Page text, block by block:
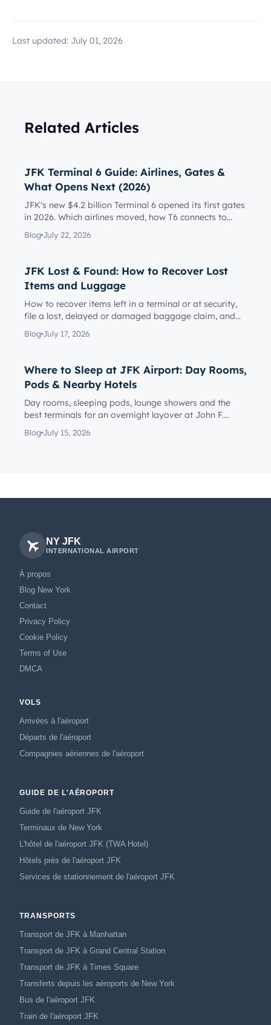
Last updated: July 01, 2026
Related Articles
JFK Terminal 6 Guide: Airlines, Gates &
What Opens Next (2026)
JFK's new $4.2 billion Terminal 6 opened its first gates
in 2026. Which airlines moved, how T6 connects to
Terminal 5, l...
Blog July 22, 2026
JFK Lost & Found: How to Recover Lost
Items and Luggage
How to recover items left in a terminal or at security,
file a lost, delayed or damaged baggage claim, and
reach the rig...
Blog July 17, 2026
Where to Sleep at JFK Airport: Day Rooms,
Pods & Nearby Hotels
Day rooms, sleeping pods, lounge showers and the
best terminals for an overnight layover at John F.
Kennedy Internationa...
Blog July 15, 2026
NY JFK
INTERNATIONAL AIRPORT
À propos
Blog New York
Contact
Privacy Policy
Cookie Policy
Terms of Use
DMCA
VOLS
Arrivées à l'aéroport
Départs de l'aéroport
Compagnies aériennes de l'aéroport
GUIDE DE L'AÉROPORT
Guide de l'aéroport JFK
Terminaux de New York
L'hôtel de l'aéroport JFK (TWA Hotel)
Hôtels près de l'aéroport JFK
Services de stationnement de l'aéroport JFK
TRANSPORTS
Transport de JFK à Manhattan
Transport de JFK à Grand Central Station
Transport de JFK à Times Square
Transferts depuis les aéroports de New York
Bus de l'aéroport JFK
Train de l'aéroport JFK